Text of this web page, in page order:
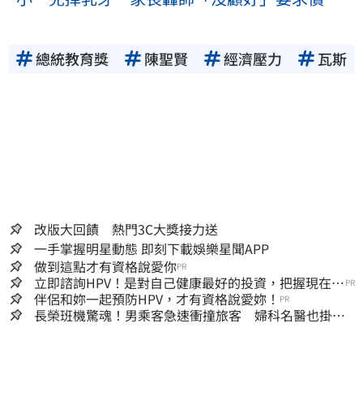
總統教育獎 陳聖賢 經濟壓力 瓦斯
改版大回饋 熱門3C大獎接力送
一手掌握明星動態 即刻下載娛樂星聞APP
做到這點才有資格說愛你PR
立即諮詢HPV！是對自己健康最好的投資，把握現在不
嫌晚！
PR
伴侶和妳一起預防HPV，才有資格說愛妳！ PR
長榮班機驚魂！男乘客急速衝撞旅客 婦科名醫也掛